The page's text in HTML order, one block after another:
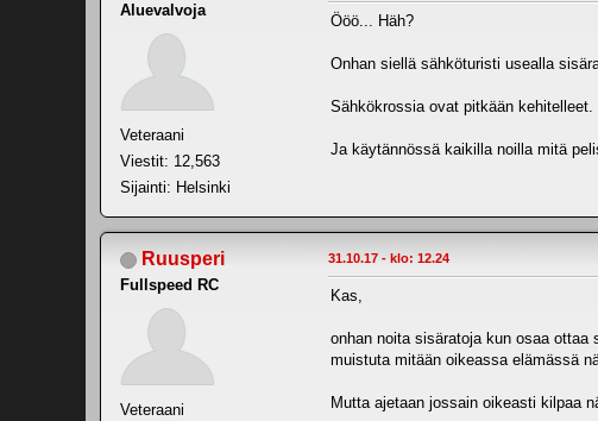
Aluevalvoja
Veteraani
Viestit: 12,563
Sijainti: Helsinki
Ööö... Häh?
Onhan siellä sähköturisti usealla
Sähkökrossia ovat pitkään kehitelleet.
Ja käytännössä kaikilla noilla mitä
Ruusperi
Fullspeed RC
Veteraani
31.10.17 - klo: 12.24
Kas,
onhan noita sisäratoja kun osaa ottaa
muistuta mitään oikeassa elämässä
Mutta ajetaan jossain oikeasti kilpaa